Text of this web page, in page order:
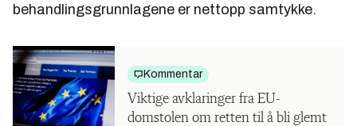
behandlingsgrunnlagene er nettopp samtykke.
Kommentar
Viktige avklaringer fra EU-
domstolen om retten til å bli glemt